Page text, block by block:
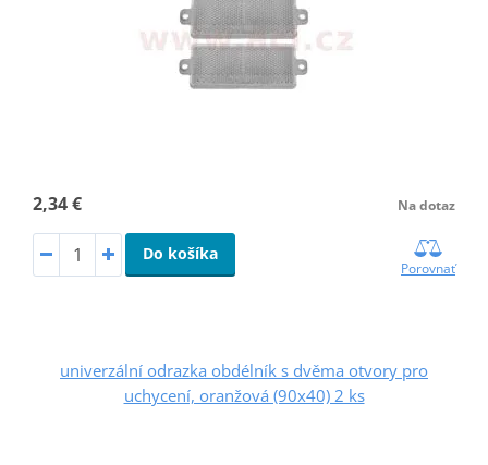
2,34 € Na dotaz
Do košíka
Porovnať
univerzální odrazka obdélník s dvěma otvory pro
uchycení, oranžová (90x40) 2 ks